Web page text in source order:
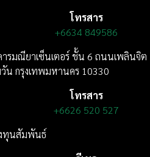
โทรสาร
+6634 849586
รมณียาเซ็นเตอร์ ชั้น 6 ถนนเพลินจิต
น กรุงเทพมหานคร 10330
โทรสาร
+6626 520 527
ทุนสัมพันธ์